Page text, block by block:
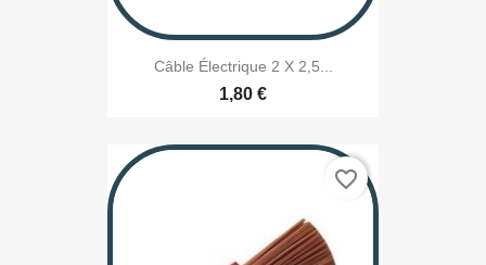
Câble Électrique 2 X 2,5...
1,80 €
favorite_border